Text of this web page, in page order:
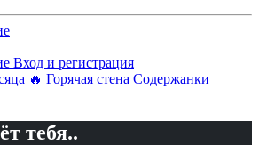
Вход и регистрация
🔥 Горячая стена Содержанки
тебя..